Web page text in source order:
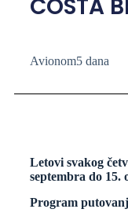
COSTA
Avionom5 dana
Letovi svakog
septembra do 15.
Program